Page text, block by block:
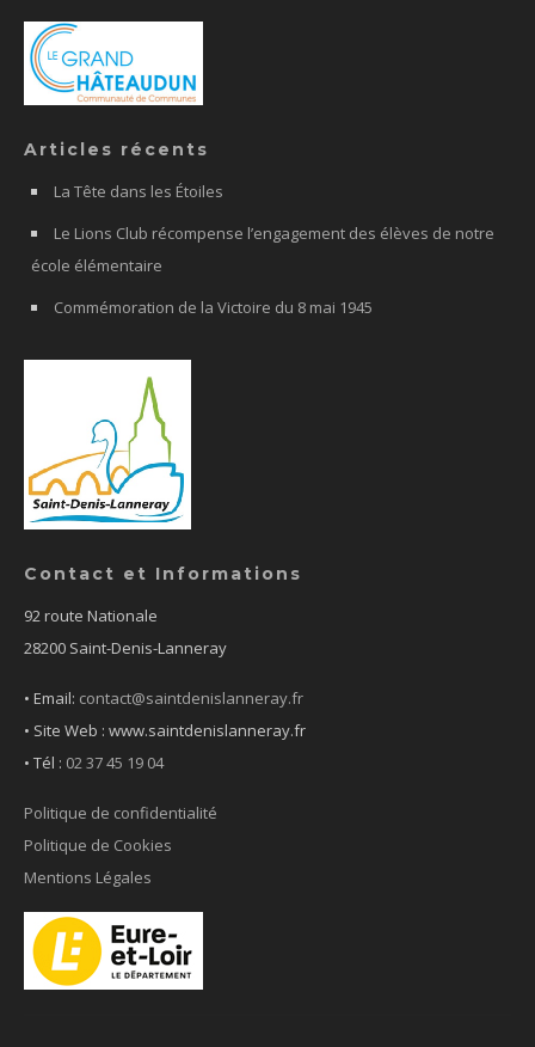
Articles récents
La Tête dans les Étoiles
Le Lions Club récompense l’engagement des élèves de notre
école élémentaire
Commémoration de la Victoire du 8 mai 1945
Contact et Informations
92 route Nationale
28200 Saint-Denis-Lanneray
• Email: contact@saintdenislanneray.fr
• Site Web : www.saintdenislanneray.fr
• Tél : 02 37 45 19 04
Politique de confidentialité
Politique de Cookies
Mentions Légales